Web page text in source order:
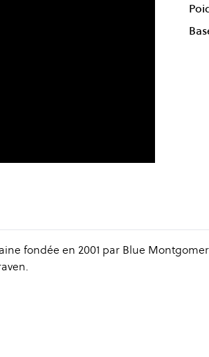
fondée en 2001 par Blue